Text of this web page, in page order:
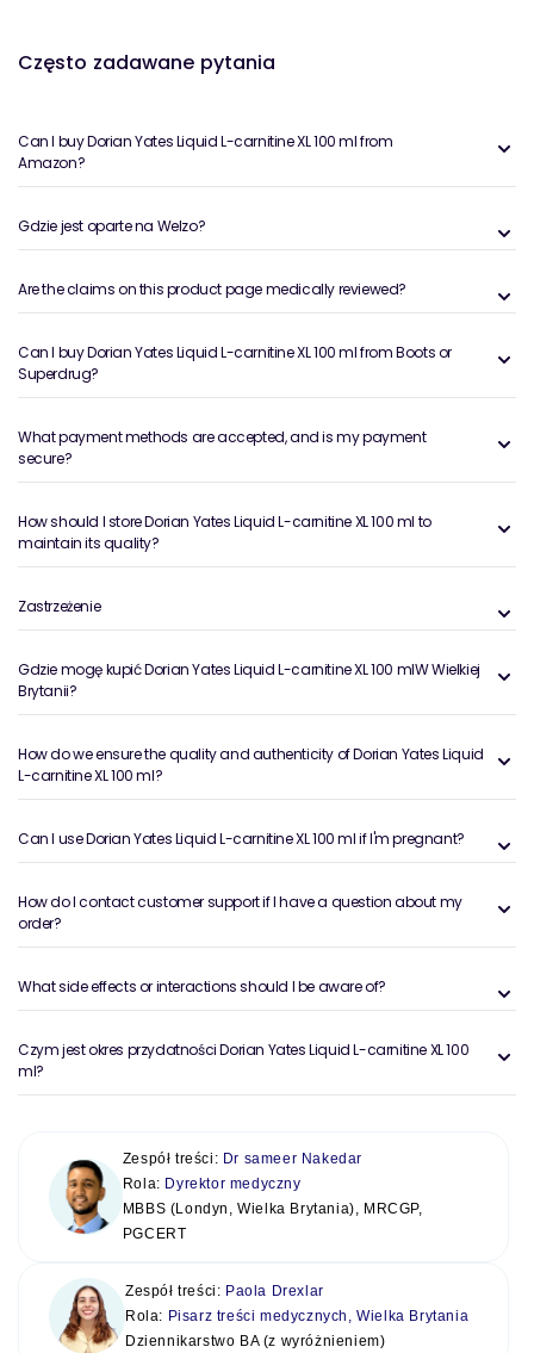
Często zadawane pytania
Can I buy Dorian Yates Liquid L-carnitine XL 100 ml from
Amazon?
Gdzie jest oparte na Welzo?
Are the claims on this product page medically reviewed?
Can I buy Dorian Yates Liquid L-carnitine XL 100 ml from Boots or
Superdrug?
What payment methods are accepted, and is my payment
secure?
How should I store Dorian Yates Liquid L-carnitine XL 100 ml to
maintain its quality?
Zastrzeżenie
Gdzie mogę kupić Dorian Yates Liquid L-carnitine XL 100 mlW Wielkiej
Brytanii?
How do we ensure the quality and authenticity of Dorian Yates Liquid
L-carnitine XL 100 ml?
Can I use Dorian Yates Liquid L-carnitine XL 100 ml if I'm pregnant?
How do I contact customer support if I have a question about my
order?
What side effects or interactions should I be aware of?
Czym jest okres przydatności Dorian Yates Liquid L-carnitine XL 100
ml?
Zespół treści: Dr sameer Nakedar
Rola: Dyrektor medyczny
MBBS (Londyn, Wielka Brytania), MRCGP,
PGCERT
Zespół treści: Paola Drexlar
Rola: Pisarz treści medycznych, Wielka Brytania
Dziennikarstwo BA (z wyróżnieniem)